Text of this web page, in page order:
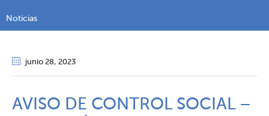
Noticias
junio 28, 2023
AVISO DE CONTROL SOCIAL –